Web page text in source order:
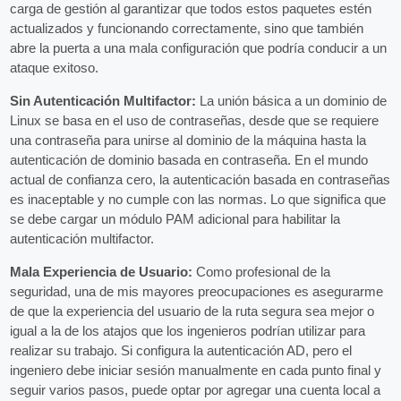
carga de gestión al garantizar que todos estos paquetes estén
actualizados y funcionando correctamente, sino que también
abre la puerta a una mala configuración que podría conducir a un
ataque exitoso.
Sin Autenticación Multifactor: La unión básica a un dominio de
Linux se basa en el uso de contraseñas, desde que se requiere
una contraseña para unirse al dominio de la máquina hasta la
autenticación de dominio basada en contraseña. En el mundo
actual de confianza cero, la autenticación basada en contraseñas
es inaceptable y no cumple con las normas. Lo que significa que
se debe cargar un módulo PAM adicional para habilitar la
autenticación multifactor.
Mala Experiencia de Usuario: Como profesional de la
seguridad, una de mis mayores preocupaciones es asegurarme
de que la experiencia del usuario de la ruta segura sea mejor o
igual a la de los atajos que los ingenieros podrían utilizar para
realizar su trabajo. Si configura la autenticación AD, pero el
ingeniero debe iniciar sesión manualmente en cada punto final y
seguir varios pasos, puede optar por agregar una cuenta local a